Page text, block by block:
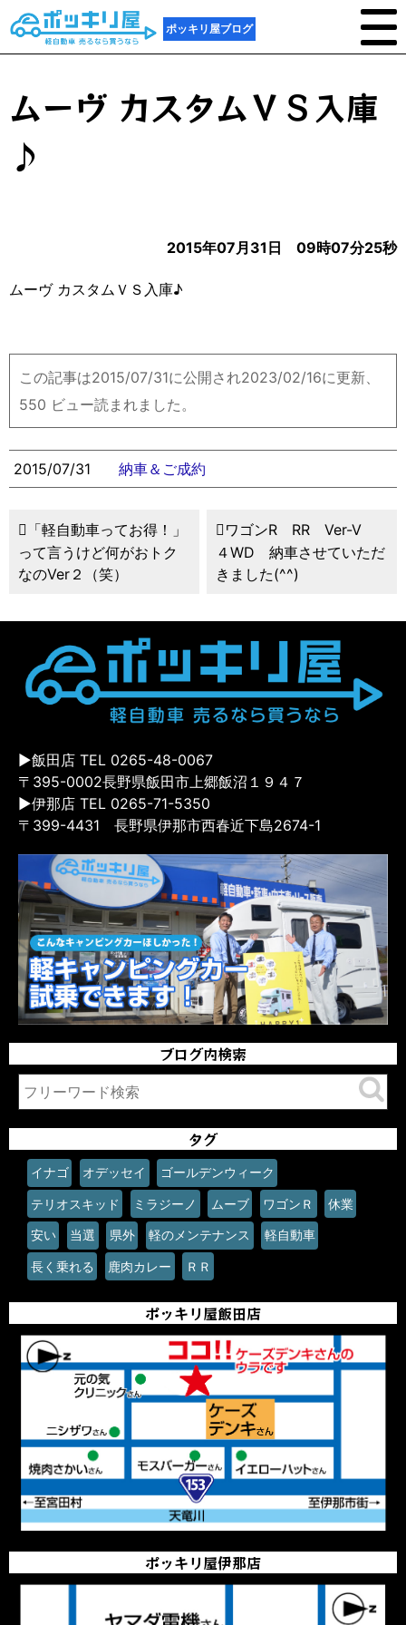
ポッキリ屋ブログ
ムーヴ カスタムＶＳ入庫
♪
2015年07月31日 09時07分25秒
ムーヴ カスタムＶＳ入庫♪
この記事は2015/07/31に公開され2023/02/16に更新、
550 ビュー読まれました。
2015/07/31 納車＆ご成約
「軽自動車ってお得！」
って言うけど何がおトク
なのVer２（笑）
ワゴンR RR Ver-V
４WD 納車させていただ
きました(^^)
▶飯田店 TEL 0265-48-0067
〒395-0002長野県飯田市上郷飯沼１９４７
▶伊那店 TEL 0265-71-5350
〒399-4431 長野県伊那市西春近下島2674-1
ブログ内検索
タグ
イナゴ オデッセイ ゴールデンウィーク
テリオスキッド ミラジーノ ムーブ ワゴンＲ 休業
安い 当選 県外 軽のメンテナンス 軽自動車
長く乗れる 鹿肉カレー ＲＲ
ポッキリ屋飯田店
ポッキリ屋伊那店